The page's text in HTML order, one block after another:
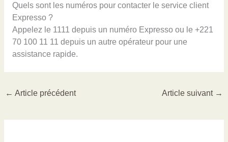
Quels sont les numéros pour contacter le service client
Expresso ?
Appelez le 1111 depuis un numéro Expresso ou le +221
70 100 11 11 depuis un autre opérateur pour une
assistance rapide.
← Article précédent Article suivant →